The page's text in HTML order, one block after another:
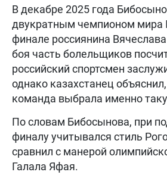
В декабре 2025 года
двукратным чемпионом мира
финале россиянина
боя часть болельщиков
российский спортсмен
однако казахстанец
команда выбрала именно
По словам Бибосынова, при
финалу учитывался стиль
сравнил с манерой
Галала Яфая.